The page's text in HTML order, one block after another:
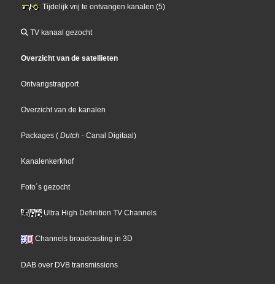
Tijdelijk vrij te ontvangen kanalen (5)
TV kanaal gezocht
Overzicht van de satellieten
Ontvangstrapport
Overzicht van de kanalen
Packages ( Dutch - Canal Digitaal)
Kanalenkerkhof
Foto´s gezocht
Ultra High Definition TV Channels
Channels broadcasting in 3D
DAB over DVB transmissions